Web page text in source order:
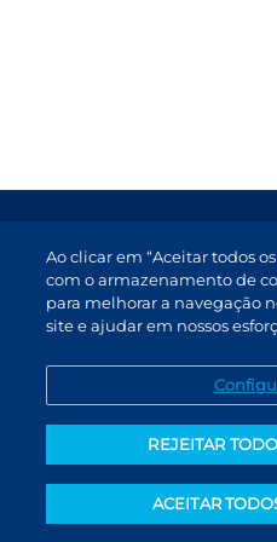
Atendimento
Canal de Denúncias
Ao clicar em “Aceitar todos
com o armazenamento de
para melhorar a navegação
site e ajudar em nossos
REJEITAR
ACEITAR